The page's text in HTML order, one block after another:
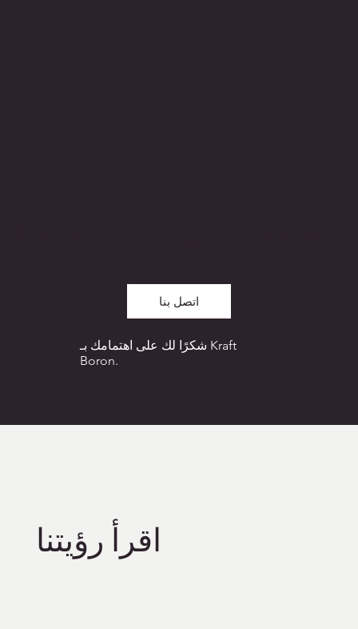
شكرًا لك على اهتمامك بـ Kraft
Boron.
اتصل بنا
اقرأ رؤيتنا